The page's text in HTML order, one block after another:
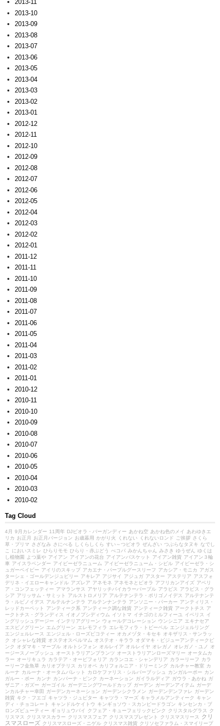
2013-11
2013-10
2013-09
2013-08
2013-07
2013-06
2013-05
2013-04
2013-03
2013-02
2013-01
2012-12
2012-11
2012-10
2012-09
2012-08
2012-07
2012-06
2012-05
2012-04
2012-03
2012-02
2012-01
2011-12
2011-11
2011-10
2011-09
2011-08
2011-07
2011-06
2011-05
2011-04
2011-03
2011-02
2011-01
2010-12
2010-11
2010-10
2010-09
2010-08
2010-07
2010-06
2010-05
2010-04
2010-03
2010-02
Tag Cloud
4月 9月カレンダー 11周年 DJビオラ・バーガンディー あかね空 あかね色のメイ
あわゆきエ
リカ お正月 お正月バージョン お歳暮用 かがり火 くれない くれないロンド ご挨拶 さくら
草・プリマ さざなみ さにべる しくらしくら すい～つビオラ ぜんざい つぶらなタヌキ なでし
こ
においスミレ ひらりモモ ひらり・赤ぶどう べコパ みかんちゃん みさき ゆうぜん
ゆくは
し植物園
よつ葉や アイアン アイアンの花台 アイアンバスケット アイアン雑貨 アイアン３輪
車 アイスラベンダー アイビーゼラニューム アイビーゼラニューム・シビル アイビーゼラ・シ
ュガーベイビー アイリのスキップ アカエナ・パープルグースリーフ アカシア・モニカ アガス
ターシェ・ゴールデンジュビリー アキレア アジサイ アジュガ アスター アステリア アスフォ
デリネ・イエローキャンドル アズレア アネモネ アネモネとビオラ アフリカンアイズ アベリ
ア・コンフェッティー アマランサス アヤリッチバイカラーパープル アラビス
アラビス・グラ
シア アリッサム・サミット アルストロメリア アルテナンテラ・ポリゴノイデス
アルテナンテ
ラ・ルビノイデス
アルテルナンテラ アルテンナンテラ アンソニー・パーカー アンティリス・
レッドカーペット
アンティーク系 アンティーク調な雑貨 アンティーク雑貨 アークトチス
ア
ークトチス・グランディス
イオノプシディウム イソトマ イチゴのミルフィーユ イベリス
イ
ングリッシュデージー インテリアグリーン ウォールデコレーション ウンシニア エキナセア
エスピノグリーン エムグリーン エレモフィラ エレモフィラ・トビーベル エンジェルリング
エンジェルレース
エンジェル・ローズピコティー オカメヅタ・キセキ オキザリス・サンラッ
ク
オシャレな雑貨 オステオスペルマム オステオ・キララ
オダマキ・ビジューアンティークピ
ンク
オダマキ・マーブル オルトシフォン オルレイア オルレイヤ オレガノ オレガノ・ユノ
オ
ージースノーブッシュ
オーストラリアンプランツ オーストラリアンローズマリー オータムカ
ラー オーリキュラ カラテア・オービフォリア カランコエ・シャンデリア カラーリーフ カラ
ーリーフ金魚草 カリオプテリス カリオペ カリフォルニア・ドリーミング カルチャー教室 カ
ルーナ カルーナ・オータムパレット カロケファリス・シルバーブッシュ カンガルーポー カン
ガルー・ポー カンナ カンパーナ・ピンク カーネーション ガイラルディア ガウラ・あかね ガ
ザニア・ガズー ガーゴイル ガーデニングワールドカップ ガーデン ガーデンアイテム ガーデ
ンカルチャー幸田
ガーデンカーネーション ガーデンシクラメン ガーデンデンファレ ガーデン
雑貨 キク・フエゴ キャツラ・ジュピター キャツラ・マーズ キャラメルアンティーク
キャン
ディ・チョコレート
キャンドルケイトウ キンギョソウ・スカンピードラゴン キンセンカ・ブ
ロンズビューティー ギョリュウバイ クフェア・キューフェリックピンク クリスタルグラス
ク
リスマス
クリスマスカラー クリスマスフェア クリスマスプレゼント クリスマスリース
クリ
スマスローズ クリスマスローズ・ニゲル クリスマス雑貨 クリソセファラム・スマイリープ